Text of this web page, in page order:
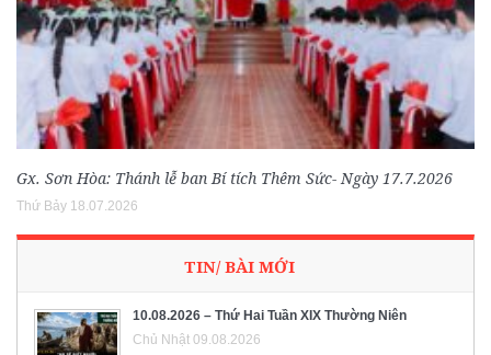
Gx. Sơn Hòa: Thánh lễ ban Bí tích Thêm Sức- Ngày 17.7.2026
Thứ Bảy 18.07.2026
TIN/ BÀI MỚI
10.08.2026 – Thứ Hai Tuần XIX Thường Niên
Chủ Nhật 09.08.2026